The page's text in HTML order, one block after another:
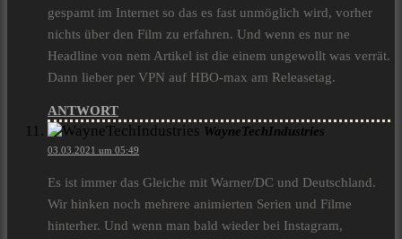
gespamt im Internet so das es fast unmöglich wird, vorher
nichts über den Film zu erfahren. Und wenn es nur ne
Headline von nem Artikel ist die einem ungewollt was verrät.
Dann lieber per VPN auf HBO-max am Releasetag.
ANTWORT
WayneTechIndustries
03.03.2021 um 05:49
Es ist immer das Gleiche mit Warner/DC und Deutschland.
Wir hinken noch mehrere animierten Serien und Filme
hinterher. Und wenn man bald wieder bei Instagram,